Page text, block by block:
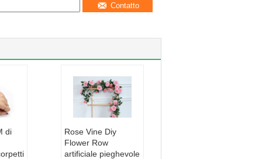
Contatto
di
Rose Vine Diy
Flower Row
artificiale pieghevole